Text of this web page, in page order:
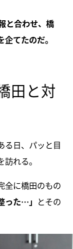
と合わせ、橋
てたのだ。
田と対
る日、パッと目
れる。
全に橋田のもの
った…」 とその